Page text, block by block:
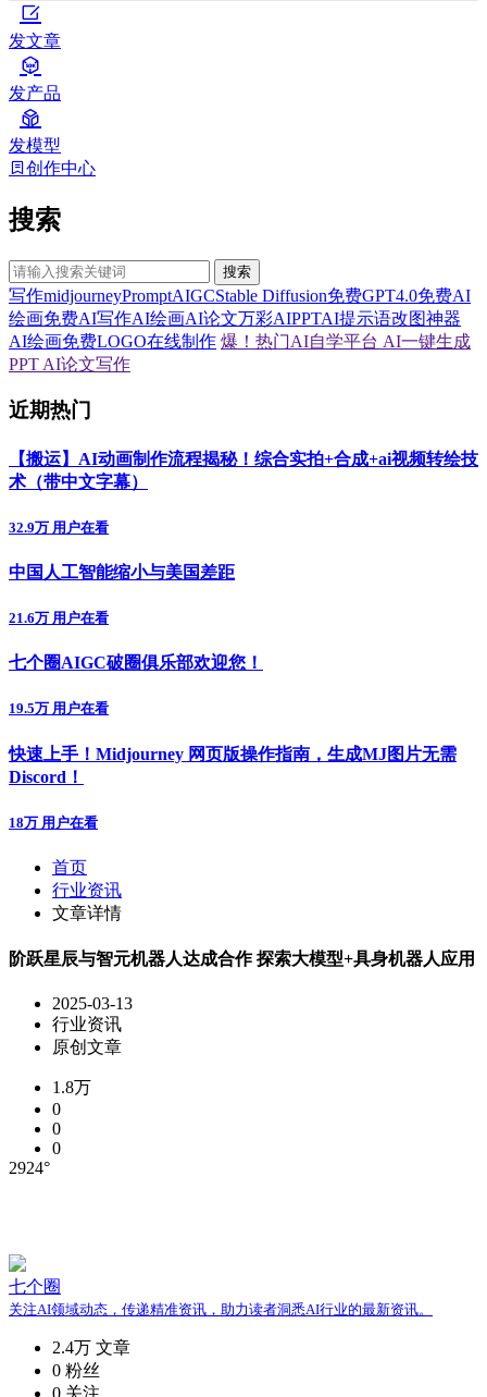
发文章
发产品
发模型
创作中心
搜索
搜索
写作midjourneyPromptAIGCStable Diffusion免费GPT4.0免费AI
绘画免费AI写作AI绘画AI论文万彩AIPPTAI提示语改图神器
AI绘画免费LOGO在线制作 爆！热门AI自学平台 AI一键生成
PPT AI论文写作
近期热门
【搬运】AI动画制作流程揭秘！综合实拍+合成+ai视频转绘技
术（带中文字幕）
32.9万 用户在看
中国人工智能缩小与美国差距
21.6万 用户在看
七个圈AIGC破圈俱乐部欢迎您！
19.5万 用户在看
快速上手！Midjourney 网页版操作指南，生成MJ图片无需
Discord！
18万 用户在看
首页
行业资讯
文章详情
阶跃星辰与智元机器人达成合作 探索大模型+具身机器人应用
2025-03-13
行业资讯
原创文章
1.8万
0
0
0
2924°
七个圈
关注AI领域动态，传递精准资讯，助力读者洞悉AI行业的最新资讯。
2.4万 文章
0 粉丝